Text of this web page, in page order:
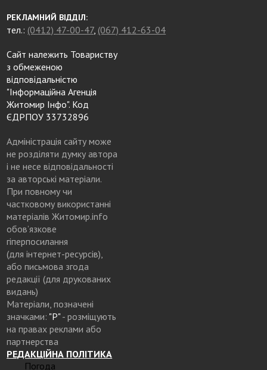
РЕКЛАМНИЙ ВІДДІЛ:
тел.: (0412) 47-00-47, (067) 412-63-04
Сайт належить Товариству
з обмеженою
відповідальністю
"Інформаційна Агенція
Житомир Інфо". Код
ЄДРПОУ 33732896
Адміністрація сайту може
не розділяти думку автора
і не несе відповідальності
за авторські матеріали.
При повному чи
частковому використанні
матеріалів Житомир.info
обов’язкове
гіперпосилання
(для інтернет-ресурсів),
або письмова згода
редакції (для друкованих
видань)
Матеріали, позначені
значками: "Р"- розміщують
на правах реклами або
партнерства
РЕДАКЦІЙНА ПОЛІТИКА
Погода